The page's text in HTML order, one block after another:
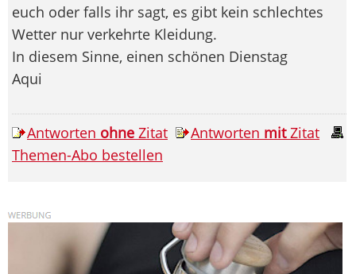
euch oder falls ihr sagt, es gibt kein schlechtes
Wetter nur verkehrte Kleidung.
In diesem Sinne, einen schönen Dienstag
Aqui
Antworten ohne Zitat Antworten mitZitat
Themen-Abo bestellen